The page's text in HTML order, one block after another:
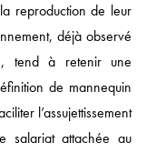
reproduction de leur
déjà observé
tend à retenir une
de mannequin
l’assujettissement
salariat attachée au